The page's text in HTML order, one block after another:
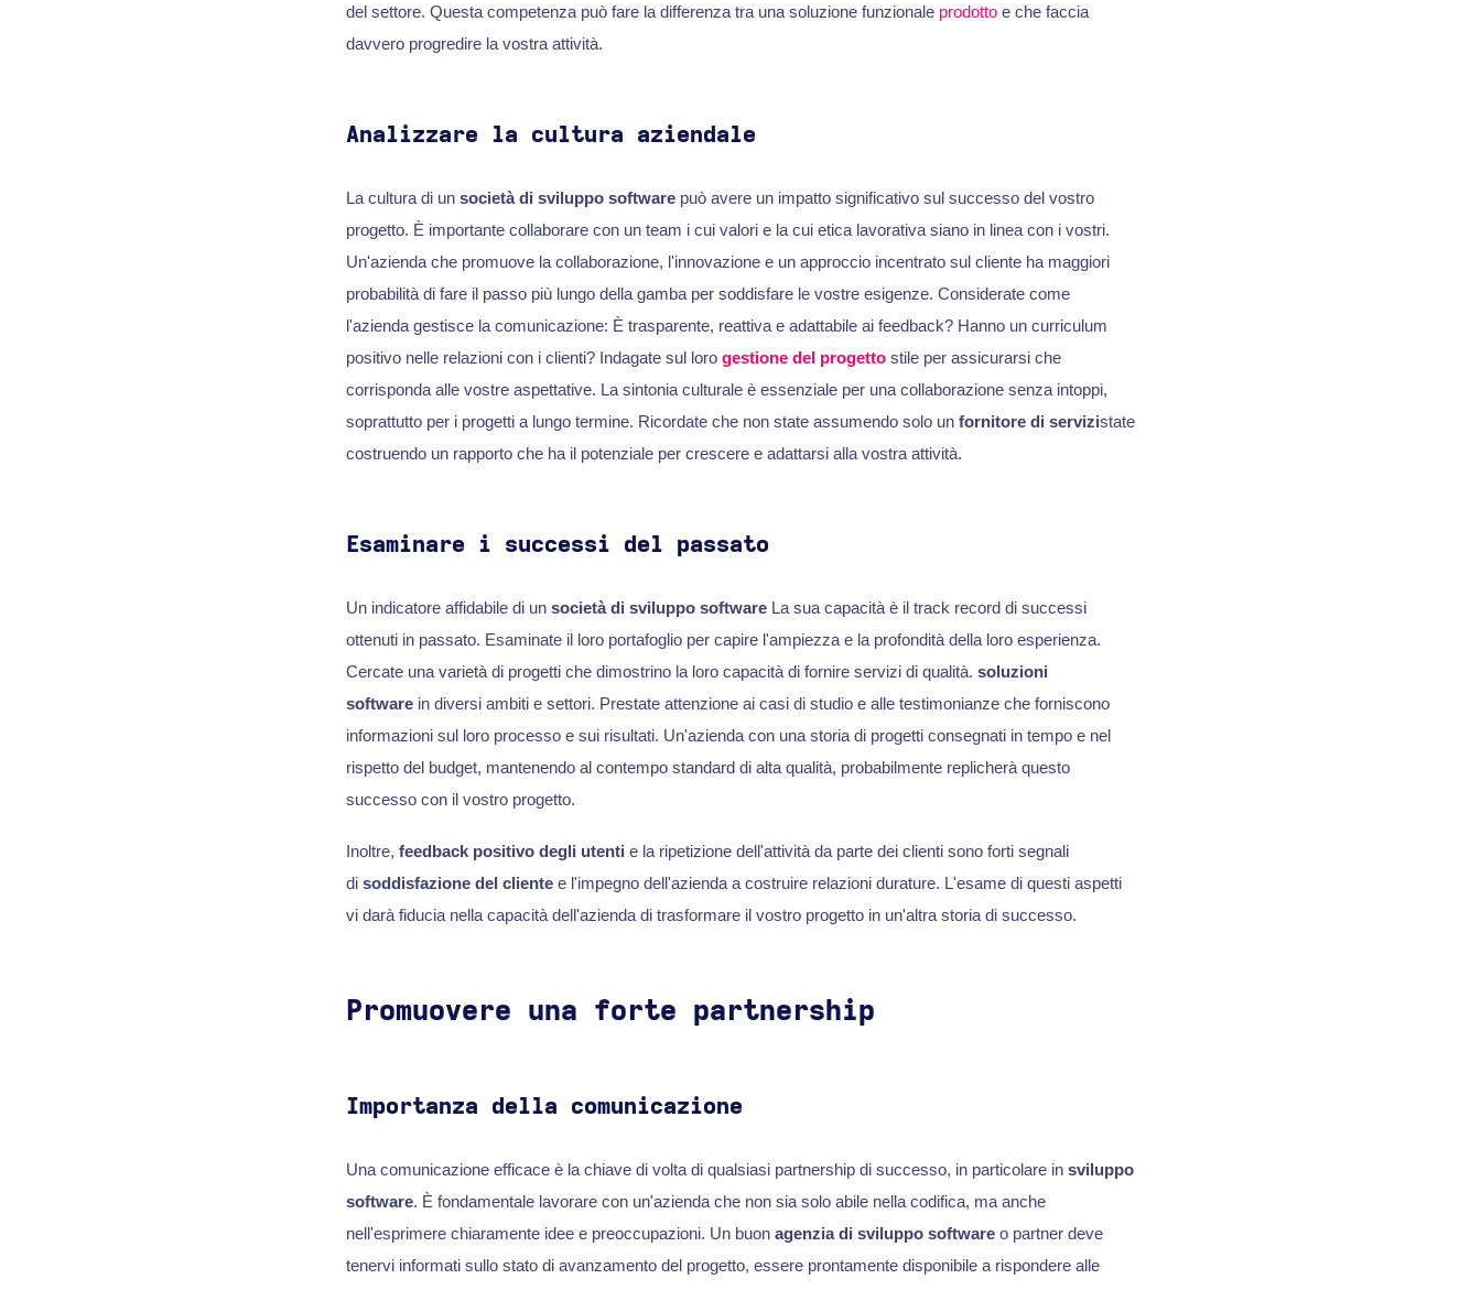
del settore. Questa competenza può fare la differenza tra una soluzione funzionale prodottoe che faccia
davvero progredire la vostra attività.
Analizzare la cultura aziendale
La cultura di un società di sviluppo softwarepuò avere un impatto significativo sul successo del vostro
progetto. È importante collaborare con un team i cui valori e la cui etica lavorativa siano in linea con i vostri.
Un'azienda che promuove la collaborazione, l'innovazione e un approccio incentrato sul cliente ha maggiori
probabilità di fare il passo più lungo della gamba per soddisfare le vostre esigenze. Considerate come
l'azienda gestisce la comunicazione: È trasparente, reattiva e adattabile ai feedback? Hanno un curriculum
positivo nelle relazioni con i clienti? Indagate sul loro gestione del progettostile per assicurarsi che
corrisponda alle vostre aspettative. La sintonia culturale è essenziale per una collaborazione senza intoppi,
soprattutto per i progetti a lungo termine. Ricordate che non state assumendo solo un fornitore di servizistate
costruendo un rapporto che ha il potenziale per crescere e adattarsi alla vostra attività.
Esaminare i successi del passato
Un indicatore affidabile di un società di sviluppo softwareLa sua capacità è il track record di successi
ottenuti in passato. Esaminate il loro portafoglio per capire l'ampiezza e la profondità della loro esperienza.
Cercate una varietà di progetti che dimostrino la loro capacità di fornire servizi di qualità. soluzioni
softwarein diversi ambiti e settori. Prestate attenzione ai casi di studio e alle testimonianze che forniscono
informazioni sul loro processo e sui risultati. Un'azienda con una storia di progetti consegnati in tempo e nel
rispetto del budget, mantenendo al contempo standard di alta qualità, probabilmente replicherà questo
successo con il vostro progetto.
Inoltre, feedback positivo degli utenti e la ripetizione dell'attività da parte dei clienti sono forti segnali
di soddisfazione del clientee l'impegno dell'azienda a costruire relazioni durature. L'esame di questi aspetti
vi darà fiducia nella capacità dell'azienda di trasformare il vostro progetto in un'altra storia di successo.
Promuovere una forte partnership
Importanza della comunicazione
Una comunicazione efficace è la chiave di volta di qualsiasi partnership di successo, in particolare in sviluppo
software. È fondamentale lavorare con un'azienda che non sia solo abile nella codifica, ma anche
nell'esprimere chiaramente idee e preoccupazioni. Un buon agenzia di sviluppo softwareo partner deve
tenervi informati sullo stato di avanzamento del progetto, essere prontamente disponibile a rispondere alle